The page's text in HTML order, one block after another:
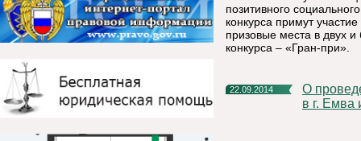
позитивного
конкурса примут
призовые места в двух
конкурса – «Гран-при».
22.09.2014
О проведении Всероссийского Дня бега «Кросс Наций 2014»
в г. Емва